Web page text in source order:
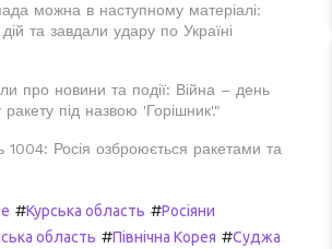
можна в наступному матеріалі:
та завдали удару по Україні
про новини та події: Війна – день
під назвою 'Горішник'."
Росія озброюється ракетами та
#Курська область #Росіяни
область #Північна Корея #Суджа